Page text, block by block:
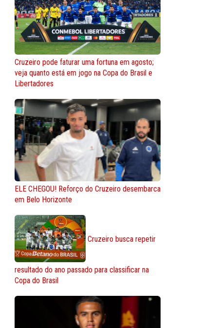
Cruzeiro pode faturar uma fortuna em agosto;
veja quanto está em jogo na Copa do Brasil e
Libertadores
ELE CHEGOU! Reforço do Cruzeiro desembarca
em Belo Horizonte
Cruzeiro busca repetir
resultado do ano passado para classificar na
Copa do Brasil